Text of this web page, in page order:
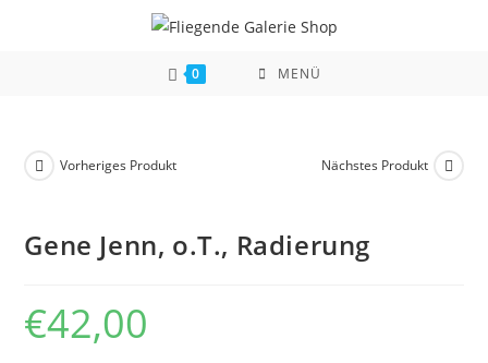
0 MENÜ
Vorheriges Produkt Nächstes Produkt
Gene Jenn, o.T., Radierung
€42,00